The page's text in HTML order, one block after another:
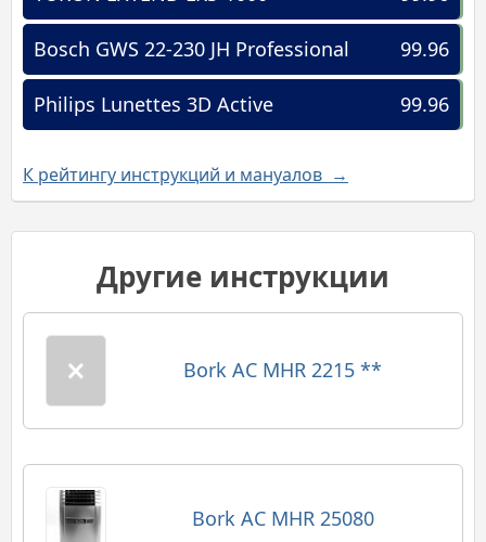
99.96
Bosch GWS 22-230 JH Professional
99.96
Philips Lunettes 3D Active
К рейтингу инструкций и мануалов →
Другие инструкции
Bork AC MHR 2215 **
Bork AC MHR 25080